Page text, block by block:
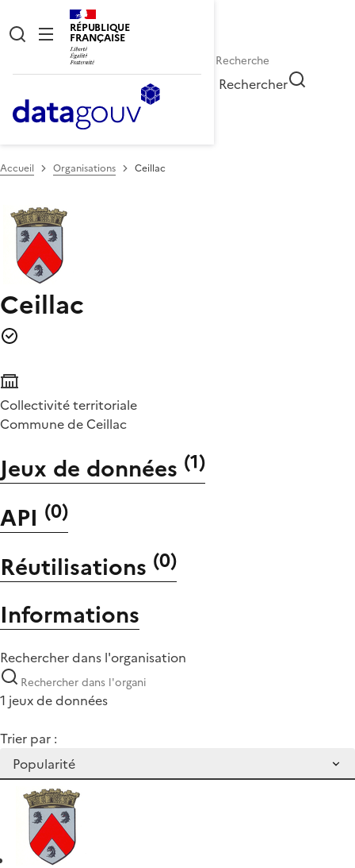
RÉPUBLIQUE
FRANÇAISE
Rechercher
Accueil Organisations Ceillac
Ceillac
Collectivité territoriale
Commune de Ceillac
Jeux de données (1)
API (0)
Réutilisations (0)
Informations
Rechercher dans l'organisation
1 jeux de données
Trier par :